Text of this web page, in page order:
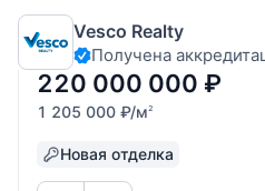
182,7 квадратных метров.
корпуса ЖК Доминион по
Всего 2 квартиры на этаже.
как: просторная гостиная 34
Vesco Realty
Получена
220 000 000 ₽
1 205 000 ₽/м2
Новая отделка